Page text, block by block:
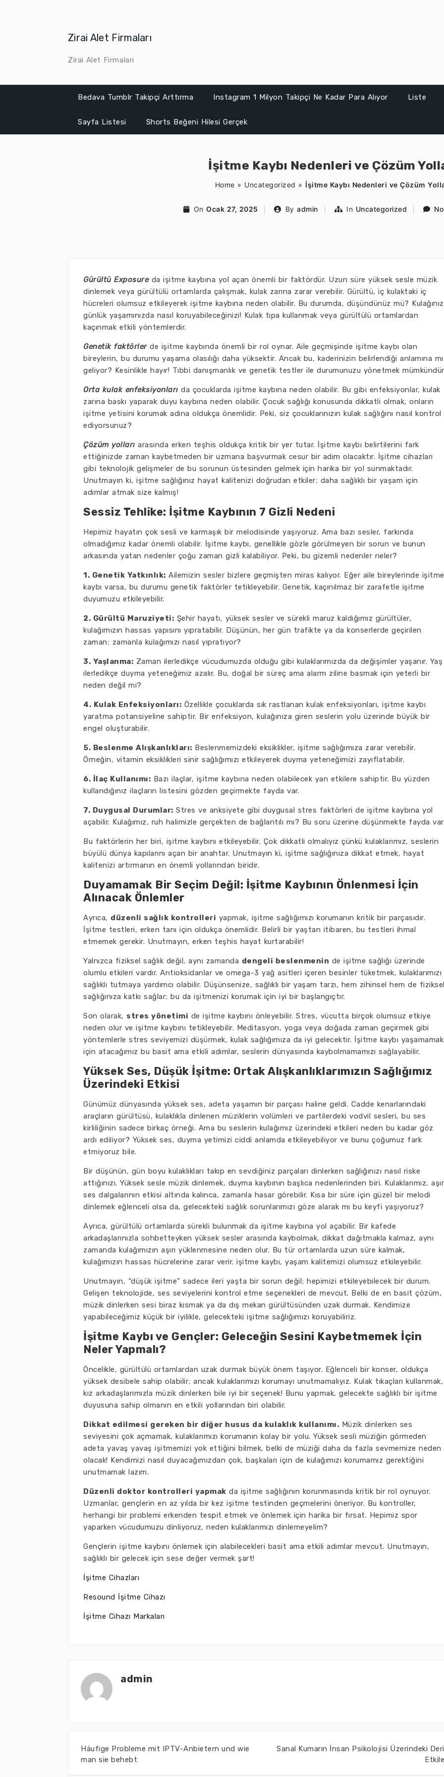
Zirai Alet Firmaları
Zirai Alet Firmaları
Bedava Tumblr Takipçi Arttırma Instagram 1 Milyon Takipçi Ne Kadar Para Alıyor Liste
Sayfa Listesi Shorts Beğeni Hilesi Gerçek
İşitme Kaybı Nedenleri ve Çözüm
Home » Uncategorized » İşitme Kaybı Nedenleri ve Çözüm
On Ocak 27, 2025 By admin In Uncategorized
Gürültü Exposureda işitme kaybına yol açan önemli bir faktördür. Uzun süre yüksek sesle müzik
dinlemek veya gürültülü ortamlarda çalışmak, kulak zarına zarar verebilir. Gürültü, iç kulaktaki iç
hücreleri olumsuz etkileyerek işitme kaybına neden olabilir. Bu durumda, düşündünüz mü?
günlük yaşamınızda nasıl koruyabileceğinizi! Kulak tıpa kullanmak veya gürültülü ortamlardan
kaçınmak etkili yöntemlerdir.
Genetik faktörlerde işitme kaybında önemli bir rol oynar. Aile geçmişinde işitme kaybı olan
bireylerin, bu durumu yaşama olasılığı daha yüksektir. Ancak bu, kaderinizin belirlendiği anlamına mı
geliyor? Kesinlikle hayır! Tıbbi danışmanlık ve genetik testler ile durumunuzu yönetmek
Orta kulak enfeksiyonları da çocuklarda işitme kaybına neden olabilir. Bu gibi enfeksiyonlar, kulak
zarına baskı yaparak duyu kaybına neden olabilir. Çocuk sağlığı konusunda dikkatli olmak, onların
işitme yetisini korumak adına oldukça önemlidir. Peki, siz çocuklarınızın kulak sağlığını nasıl kontrol
ediyorsunuz?
Çözüm yolları arasında erken teşhis oldukça kritik bir yer tutar. İşitme kaybı belirtilerini fark
ettiğinizde zaman kaybetmeden bir uzmana başvurmak cesur bir adım olacaktır. İşitme cihazları
gibi teknolojik gelişmeler de bu sorunun üstesinden gelmek için harika bir yol sunmaktadır.
Unutmayın ki, işitme sağlığınız hayat kalitenizi doğrudan etkiler; daha sağlıklı bir yaşam için
adımlar atmak size kalmış!
Sessiz Tehlike: İşitme Kaybının 7 Gizli Nedeni
Hepimiz hayatın çok sesli ve karmaşık bir melodisinde yaşıyoruz. Ama bazı sesler, farkında
olmadığımız kadar önemli olabilir. İşitme kaybı, genellikle gözle görülmeyen bir sorun ve bunun
arkasında yatan nedenler çoğu zaman gizli kalabiliyor. Peki, bu gizemli nedenler neler?
1. Genetik Yatkınlık: Ailemizin sesler bizlere geçmişten miras kalıyor. Eğer aile bireylerinde işitme
kaybı varsa, bu durumu genetik faktörler tetikleyebilir. Genetik, kaçınılmaz bir zarafetle işitme
duyumuzu etkileyebilir.
2. Gürültü Maruziyeti: Şehir hayatı, yüksek sesler ve sürekli maruz kaldığımız gürültüler,
kulağımızın hassas yapısını yıpratabilir. Düşünün, her gün trafikte ya da konserlerde geçirilen
zaman; zamanla kulağımızı nasıl yıpratıyor?
3. Yaşlanma: Zaman ilerledikçe vücudumuzda olduğu gibi kulaklarımızda da değişimler yaşanır. Yaş
ilerledikçe duyma yeteneğimiz azalır. Bu, doğal bir süreç ama alarm ziline basmak için yeterli bir
neden değil mi?
4. Kulak Enfeksiyonları: Özellikle çocuklarda sık rastlanan kulak enfeksiyonları, işitme kaybı
yaratma potansiyeline sahiptir. Bir enfeksiyon, kulağınıza giren seslerin yolu üzerinde büyük bir
engel oluşturabilir.
5. Beslenme Alışkanlıkları: Beslenmemizdeki eksiklikler, işitme sağlığımıza zarar verebilir.
Örneğin, vitamin eksiklikleri sinir sağlığımızı etkileyerek duyma yeteneğimizi zayıflatabilir.
6. İlaç Kullanımı: Bazı ilaçlar, işitme kaybına neden olabilecek yan etkilere sahiptir. Bu yüzden
kullandığınız ilaçların listesini gözden geçirmekte fayda var.
7. Duygusal Durumlar: Stres ve anksiyete gibi duygusal stres faktörleri de işitme kaybına yol
açabilir. Kulağımız, ruh halimizle gerçekten de bağlantılı mı? Bu soru üzerine düşünmekte fayda
Bu faktörlerin her biri, işitme kaybını etkileyebilir. Çok dikkatli olmalıyız çünkü kulaklarımız, seslerin
büyülü dünya kapılarını açan bir anahtar. Unutmayın ki, işitme sağlığınıza dikkat etmek, hayat
kalitenizi artırmanın en önemli yollarından biridir.
Duyamamak Bir Seçim Değil: İşitme Kaybının Önlenmesi İçin
Alınacak Önlemler
Ayrıca, düzenli sağlık kontrolleri yapmak, işitme sağlığımızı korumanın kritik bir parçasıdır.
İşitme testleri, erken tanı için oldukça önemlidir. Belirli bir yaştan itibaren, bu testleri ihmal
etmemek gerekir. Unutmayın, erken teşhis hayat kurtarabilir!
Yalnızca fiziksel sağlık değil, aynı zamanda dengeli beslenmenin de işitme sağlığı üzerinde
olumlu etkileri vardır. Antioksidanlar ve omega-3 yağ asitleri içeren besinler tüketmek, kulaklarımızı
sağlıklı tutmaya yardımcı olabilir. Düşünsenize, sağlıklı bir yaşam tarzı, hem zihinsel hem de
sağlığınıza katkı sağlar; bu da işitmenizi korumak için iyi bir başlangıçtır.
Son olarak, stres yönetimi de işitme kaybını önleyebilir. Stres, vücutta birçok olumsuz etkiye
neden olur ve işitme kaybını tetikleyebilir. Meditasyon, yoga veya doğada zaman geçirmek gibi
yöntemlerle stres seviyemizi düşürmek, kulak sağlığımıza da iyi gelecektir. İşitme kaybı yaşamamak
için atacağımız bu basit ama etkili adımlar, seslerin dünyasında kaybolmamamızı sağlayabilir.
Yüksek Ses, Düşük İşitme: Ortak Alışkanlıklarımızın Sağlığımız
Üzerindeki Etkisi
Günümüz dünyasında yüksek ses, adeta yaşamın bir parçası haline geldi. Cadde kenarlarındaki
araçların gürültüsü, kulaklıkla dinlenen müziklerin volümleri ve partilerdeki vodvil sesleri, bu ses
kirliliğinin sadece birkaç örneği. Ama bu seslerin kulağımız üzerindeki etkileri neden bu kadar göz
ardı ediliyor? Yüksek ses, duyma yetimizi ciddi anlamda etkileyebiliyor ve bunu çoğumuz fark
etmiyoruz bile.
Bir düşünün, gün boyu kulaklıkları takıp en sevdiğiniz parçaları dinlerken sağlığınızı nasıl riske
attığınızı. Yüksek sesle müzik dinlemek, duyma kaybının başlıca nedenlerinden biri. Kulaklarımız,
ses dalgalarının etkisi altında kalınca, zamanla hasar görebilir. Kısa bir süre için güzel bir melodi
dinlemek eğlenceli olsa da, gelecekteki sağlık sorunlarımızı göze alarak mı bu keyfi yaşıyoruz?
Ayrıca, gürültülü ortamlarda sürekli bulunmak da işitme kaybına yol açabilir. Bir kafede
arkadaşlarınızla sohbetteyken yüksek sesler arasında kaybolmak, dikkat dağıtmakla kalmaz, aynı
zamanda kulağımızın aşırı yüklenmesine neden olur. Bu tür ortamlarda uzun süre kalmak,
kulağımızın hassas hücrelerine zarar verir. işitme kaybı, yaşam kalitemizi olumsuz etkileyebilir.
Unutmayın, “düşük işitme” sadece ileri yaşta bir sorun değil; hepimizi etkileyebilecek bir durum.
Gelişen teknolojide, ses seviyelerini kontrol etme seçenekleri de mevcut. Belki de en basit çözüm,
müzik dinlerken sesi biraz kısmak ya da dış mekan gürültüsünden uzak durmak. Kendimize
yapabileceğimiz küçük bir iyilikle, gelecekteki işitme sağlığımızı koruyabiliriz.
İşitme Kaybı ve Gençler: Geleceğin Sesini Kaybetmemek İçin
Neler Yapmalı?
Öncelikle, gürültülü ortamlardan uzak durmak büyük önem taşıyor. Eğlenceli bir konser, oldukça
yüksek desibele sahip olabilir; ancak kulaklarımızı korumayı unutmamalıyız. Kulak tıkaçları kullanmak,
kız arkadaşlarımızla müzik dinlerken bile iyi bir seçenek! Bunu yapmak, gelecekte sağlıklı bir işitme
duyusuna sahip olmanın en etkili yollarından biri olabilir.
Dikkat edilmesi gereken bir diğer husus da kulaklık kullanımı. Müzik dinlerken ses
seviyesini çok açmamak, kulaklarımızı korumanın kolay bir yolu. Yüksek sesli müziğin görmeden
adeta yavaş yavaş işitmemizi yok ettiğini bilmek, belki de müziği daha da fazla sevmemize neden
olacak! Kendimizi nasıl duyacağımızdan çok, başkaları için de kulağımızı korumamız gerektiğini
unutmamak lazım.
Düzenli doktor kontrolleri yapmak da işitme sağlığının korunmasında kritik bir rol oynuyor.
Uzmanlar, gençlerin en az yılda bir kez işitme testinden geçmelerini öneriyor. Bu kontroller,
herhangi bir problemi erkenden tespit etmek ve önlemek için harika bir fırsat. Hepimiz spor
yaparken vücudumuzu dinliyoruz, neden kulaklarımızı dinlemeyelim?
Gençlerin işitme kaybını önlemek için alabilecekleri basit ama etkili adımlar mevcut. Unutmayın,
sağlıklı bir gelecek için sese değer vermek şart!
İşitme Cihazları
Resound İşitme Cihazı
İşitme Cihazı Markaları
admin
Häufige Probleme mit IPTV-Anbietern und wie
man sie behebt
Sanal Kumarın İnsan Psikolojisi Üzerindeki